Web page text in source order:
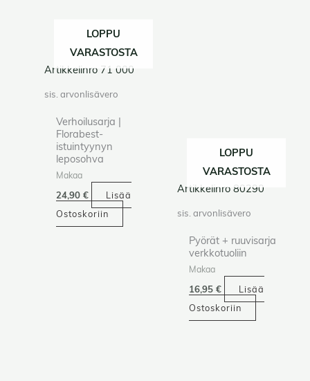
LOPPU
VARASTOSTA
Artikkelinro 71 000
sis. arvonlisävero
Verhoilusarja |
Florabest-
istuintyynyn
leposohva
Makaa
24,90€
Lisää
Ostoskoriin
LOPPU
VARASTOSTA
Artikkelinro 80290
sis. arvonlisävero
Pyörät + ruuvisarja
verkkotuoliin
Makaa
16,95€
Lisää
Ostoskoriin